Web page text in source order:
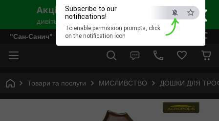
×
ESC
Subscribe to our
notifications!
To enable permission prompts, click
on the notification icon
"Сан-Санич"
Товари та послуги МИСЛИВСТВО ДОШКИ ДЛЯ